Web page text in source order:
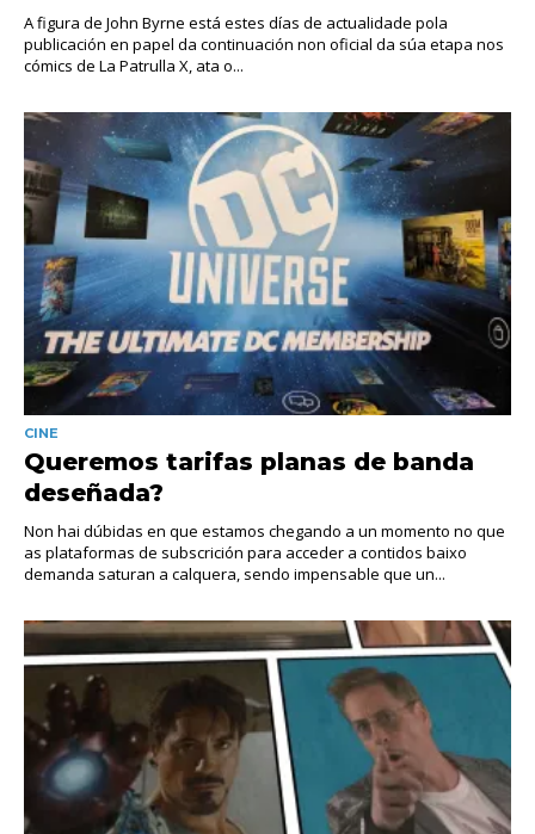
A figura de John Byrne está estes días de actualidade pola
publicación en papel da continuación non oficial da súa etapa nos
cómics de La Patrulla X, ata o...
CINE
Queremos tarifas planas de banda
deseñada?
Non hai dúbidas en que estamos chegando a un momento no que
as plataformas de subscrición para acceder a contidos baixo
demanda saturan a calquera, sendo impensable que un...